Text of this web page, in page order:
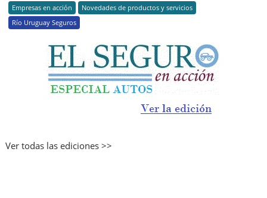
Empresas en acción
Novedades de productos y servicios
Río Uruguay Seguros
Ver todas las ediciones >>